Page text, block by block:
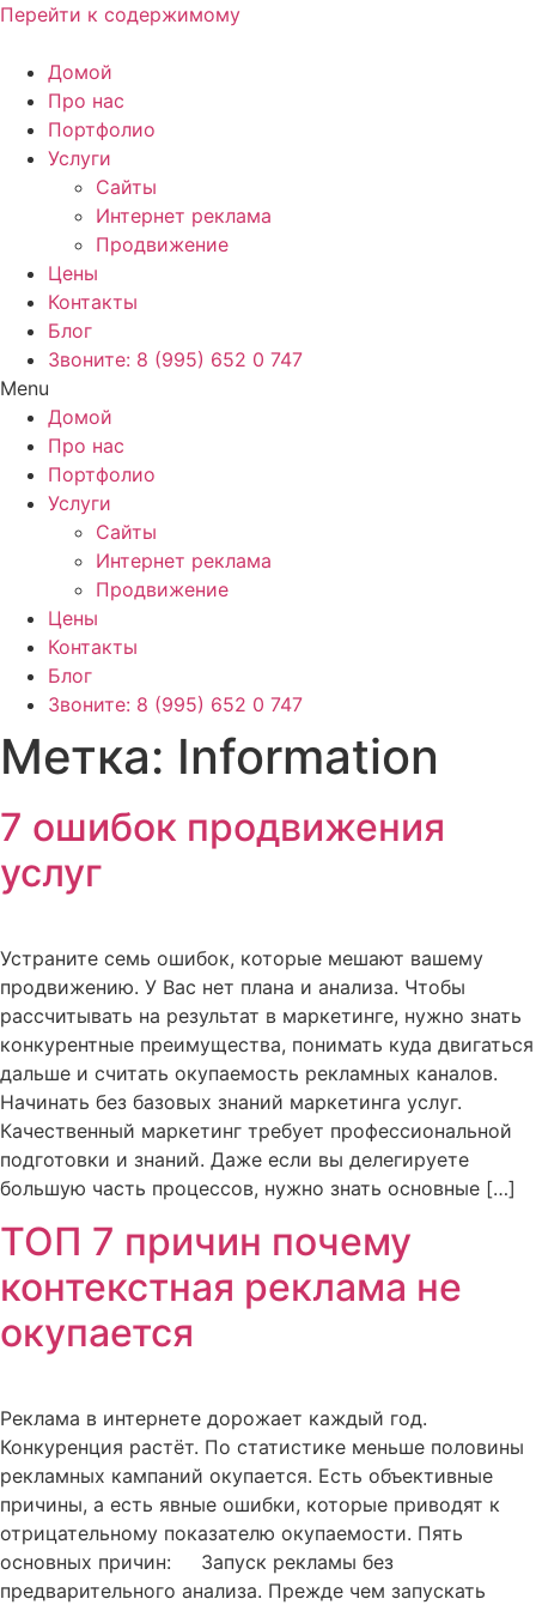
Перейти к содержимому
Домой
Про нас
Портфолио
Услуги
Сайты
Интернет реклама
Продвижение
Цены
Контакты
Блог
Звоните: 8 (995) 652 0 747
Menu
Домой
Про нас
Портфолио
Услуги
Сайты
Интернет реклама
Продвижение
Цены
Контакты
Блог
Звоните: 8 (995) 652 0 747
Метка: Information
7 ошибок продвижения
услуг
Устраните семь ошибок, которые мешают вашему
продвижению. У Вас нет плана и анализа. Чтобы
рассчитывать на результат в маркетинге, нужно знать
конкурентные преимущества, понимать куда двигаться
дальше и считать окупаемость рекламных каналов.
Начинать без базовых знаний маркетинга услуг.
Качественный маркетинг требует профессиональной
подготовки и знаний. Даже если вы делегируете
большую часть процессов, нужно знать основные […]
ТОП 7 причин почему
контекстная реклама не
окупается
Реклама в интернете дорожает каждый год.
Конкуренция растёт. По статистике меньше половины
рекламных кампаний окупается. Есть объективные
причины, а есть явные ошибки, которые приводят к
отрицательному показателю окупаемости. Пять
основных причин: Запуск рекламы без
предварительного анализа. Прежде чем запускать